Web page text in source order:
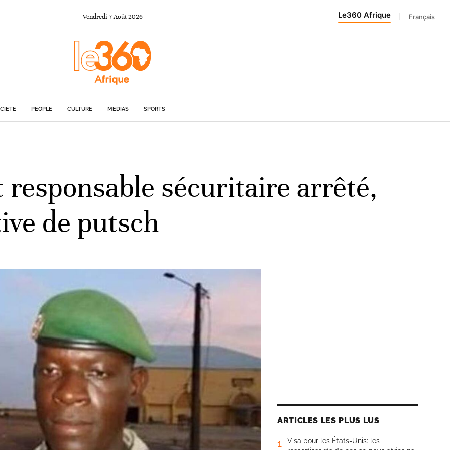
Vendredi 7Août 2026 Le360 Afrique Français
PEOPLE CULTURE MÉDIAS SPORTS
sécuritaire arrêté,
de putsch
ARTICLES LES PLUS LUS
1
Visa pour les États-Unis: les